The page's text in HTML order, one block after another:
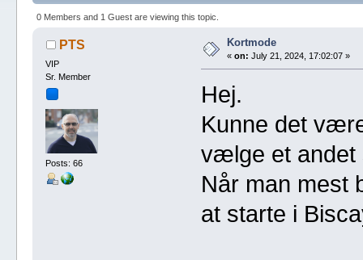
0 Members and 1 Guest are viewing this topic.
PTS
VIP
Sr. Member
Posts: 66
Kortmode
«on: July 21, 2024, 17:02:07 »
Hej.
Kunne det
vælge et andet
Når man mest
at starte i